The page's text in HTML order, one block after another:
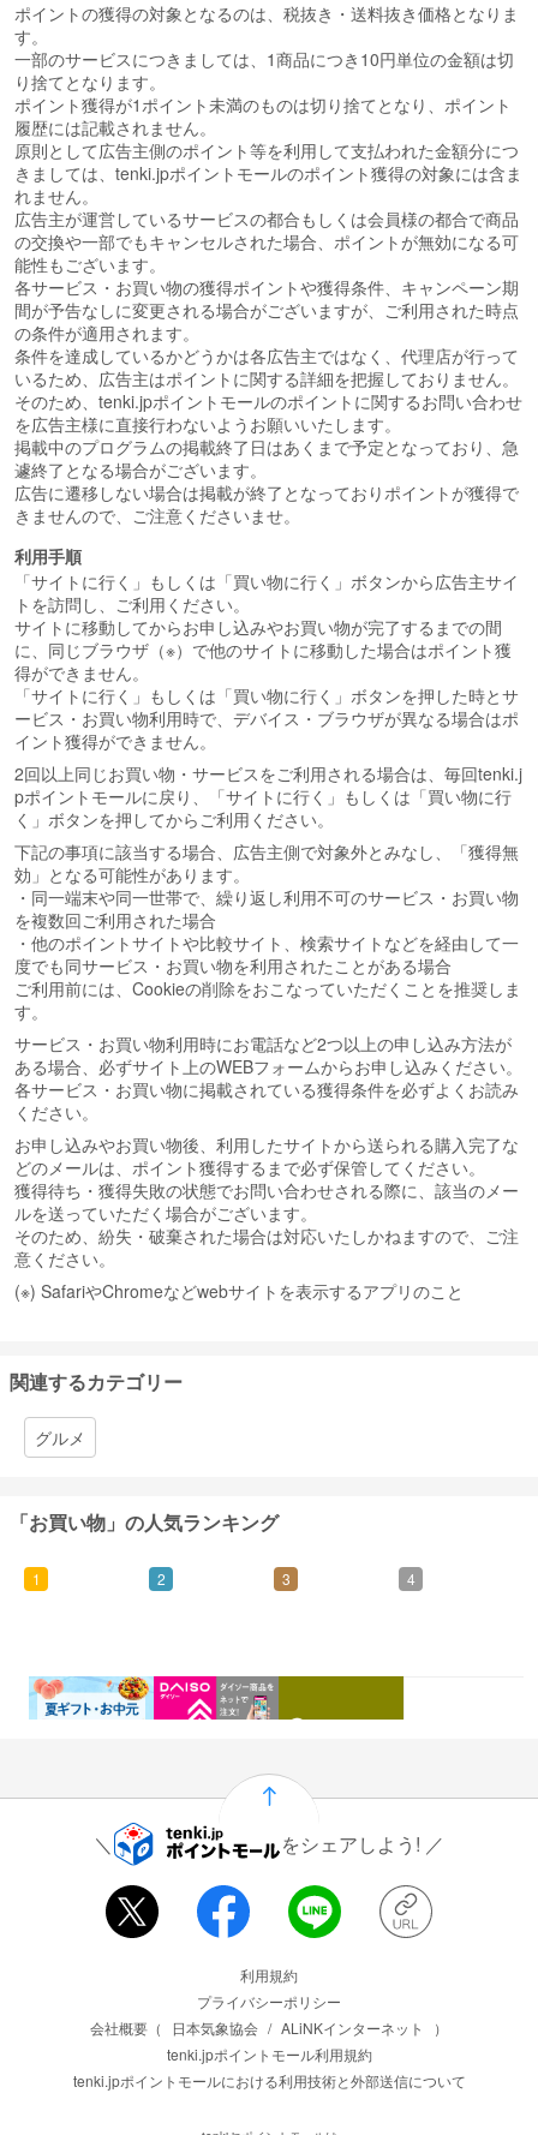
ポイントの獲得の対象となるのは、税抜き・送料抜き価格となりま
す。
一部のサービスにつきましては、1商品につき10円単位の金額は切
り捨てとなります。
ポイント獲得が1ポイント未満のものは切り捨てとなり、ポイント
履歴には記載されません。
原則として広告主側のポイント等を利用して支払われた金額分につ
きましては、tenki.jpポイントモールのポイント獲得の対象には含ま
れません。
広告主が運営しているサービスの都合もしくは会員様の都合で商品
の交換や一部でもキャンセルされた場合、ポイントが無効になる可
能性もございます。
各サービス・お買い物の獲得ポイントや獲得条件、キャンペーン期
間が予告なしに変更される場合がございますが、ご利用された時点
の条件が適用されます。
条件を達成しているかどうかは各広告主ではなく、代理店が行って
いるため、広告主はポイントに関する詳細を把握しておりません。
そのため、tenki.jpポイントモールのポイントに関するお問い合わせ
を広告主様に直接行わないようお願いいたします。
掲載中のプログラムの掲載終了日はあくまで予定となっており、急
遽終了となる場合がございます。
広告に遷移しない場合は掲載が終了となっておりポイントが獲得で
きませんので、ご注意くださいませ。
利用手順
「サイトに行く」もしくは「買い物に行く」ボタンから広告主サイ
トを訪問し、ご利用ください。
サイトに移動してからお申し込みやお買い物が完了するまでの間
に、同じブラウザ（※）で他のサイトに移動した場合はポイント獲
得ができません。
「サイトに行く」もしくは「買い物に行く」ボタンを押した時とサ
ービス・お買い物利用時で、デバイス・ブラウザが異なる場合はポ
イント獲得ができません。
2回以上同じお買い物・サービスをご利用される場合は、毎回tenki.j
pポイントモールに戻り、「サイトに行く」もしくは「買い物に行
く」ボタンを押してからご利用ください。
下記の事項に該当する場合、広告主側で対象外とみなし、「獲得無
効」となる可能性があります。
・同一端末や同一世帯で、繰り返し利用不可のサービス・お買い物
を複数回ご利用された場合
・他のポイントサイトや比較サイト、検索サイトなどを経由して一
度でも同サービス・お買い物を利用されたことがある場合
ご利用前には、Cookieの削除をおこなっていただくことを推奨しま
す。
サービス・お買い物利用時にお電話など2つ以上の申し込み方法が
ある場合、必ずサイト上のWEBフォームからお申し込みください。
各サービス・お買い物に掲載されている獲得条件を必ずよくお読み
ください。
お申し込みやお買い物後、利用したサイトから送られる購入完了な
どのメールは、ポイント獲得するまで必ず保管してください。
獲得待ち・獲得失敗の状態でお問い合わせされる際に、該当のメー
ルを送っていただく場合がございます。
そのため、紛失・破棄された場合は対応いたしかねますので、ご注
意ください。
(※) SafariやChromeなどwebサイトを表示するアプリのこと
関連するカテゴリー
グルメ
「お買い物」の人気ランキング
1
0.46%還元
2
1.5%還元
3 4
をシェアしよう!
利用規約
プライバシーポリシー
会社概要（
日本気象協会 / ALiNKインターネット
）
tenki.jpポイントモール利用規約
tenki.jpポイントモールにおける利用技術と外部送信について